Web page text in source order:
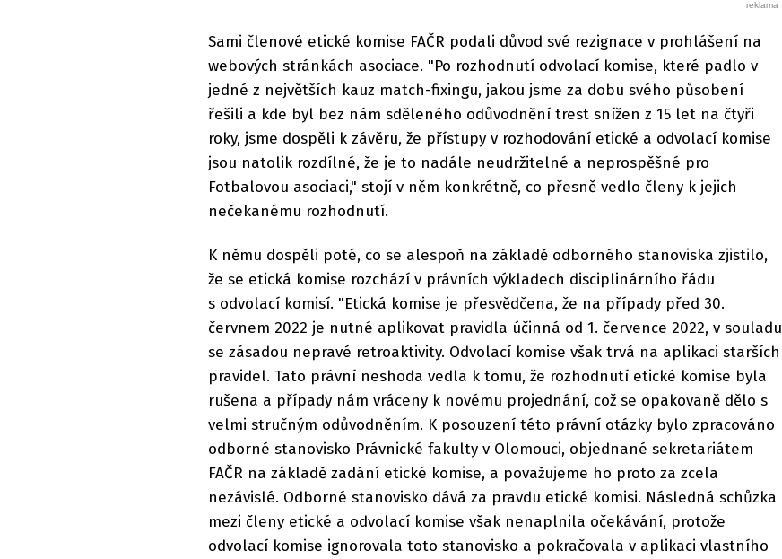
Sami členové etické komise FAČR podali důvod své rezignace v prohlášení na
webových stránkách asociace. "Po rozhodnutí odvolací komise, které padlo v
jedné z největších kauz match-fixingu, jakou jsme za dobu svého působení
řešili a kde byl bez nám sděleného odůvodnění trest snížen z 15 let na čtyři
roky, jsme dospěli k závěru, že přístupy v rozhodování etické a odvolací komise
jsou natolik rozdílné, že je to nadále neudržitelné a neprospěšné pro
Fotbalovou asociaci," stojí v něm konkrétně, co přesně vedlo členy k jejich
nečekanému rozhodnutí.
K němu dospěli poté, co se alespoň na základě odborného stanoviska zjistilo,
že se etická komise rozchází v právních výkladech disciplinárního řádu
s odvolací komisí. "Etická komise je přesvědčena, že na případy před 30.
červnem 2022 je nutné aplikovat pravidla účinná od 1. července 2022, v souladu
se zásadou nepravé retroaktivity. Odvolací komise však trvá na aplikaci starších
pravidel. Tato právní neshoda vedla k tomu, že rozhodnutí etické komise byla
rušena a případy nám vráceny k novému projednání, což se opakovaně dělo s
velmi stručným odůvodněním. K posouzení této právní otázky bylo zpracováno
odborné stanovisko Právnické fakulty v Olomouci, objednané sekretariátem
FAČR na základě zadání etické komise, a považujeme ho proto za zcela
nezávislé. Odborné stanovisko dává za pravdu etické komisi. Následná schůzka
mezi členy etické a odvolací komise však nenaplnila očekávání, protože
odvolací komise ignorovala toto stanovisko a pokračovala v aplikaci vlastního